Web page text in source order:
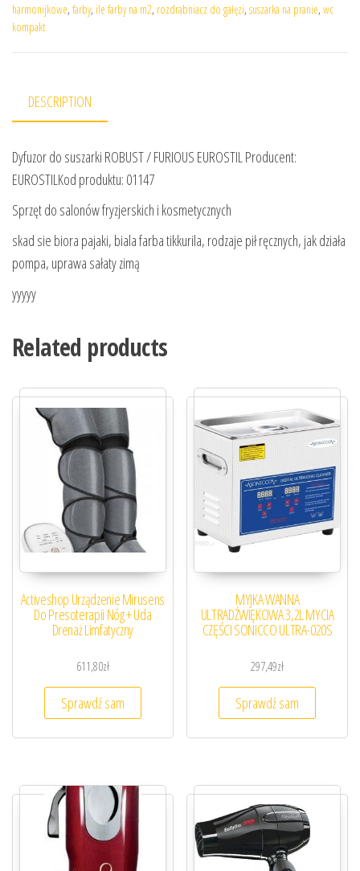
harmonijkowe, farby, ile farby na m2, rozdrabniacz do gałęzi, suszarka na pranie, wc
kompakt
DESCRIPTION
Dyfuzor do suszarki ROBUST / FURIOUS EUROSTIL Producent:
EUROSTILKod produktu: 01147
Sprzęt do salonów fryzjerskich i kosmetycznych
skad sie biora pajaki, biala farba tikkurila, rodzaje pił ręcznych, jak działa
pompa, uprawa sałaty zimą
yyyyy
Related products
Activeshop Urządzenie Mirusens
Do Presoterapii Nóg + Uda
Drenaż Limfatyczny
611,80zł
Sprawdź sam
MYJKA WANNA
ULTRADŹWIĘKOWA 3,2L MYCIA
CZĘŚCI SONICCO ULTRA-020S
297,49zł
Sprawdź sam